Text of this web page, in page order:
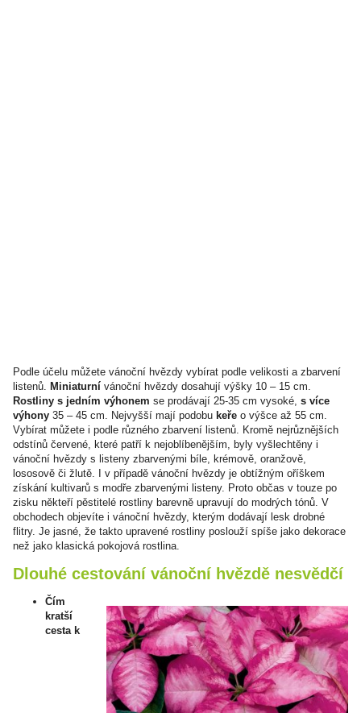
Podle účelu můžete vánoční hvězdy vybírat podle velikosti a zbarvení
listenů. Miniaturní vánoční hvězdy dosahují výšky 10 – 15 cm.
Rostliny s jedním výhonem se prodávají 25-35 cm vysoké, s více
výhony 35 – 45 cm. Nejvyšší mají podobu keře o výšce až 55 cm.
Vybírat můžete i podle různého zbarvení listenů. Kromě nejrůznějších
odstínů červené, které patří k nejoblíbenějším, byly vyšlechtěny i
vánoční hvězdy s listeny zbarvenými bíle, krémově, oranžově,
lososově či žlutě. I v případě vánoční hvězdy je obtížným oříškem
získání kultivarů s modře zbarvenými listeny. Proto občas v touze po
zisku někteří pěstitelé rostliny barevně upravují do modrých tónů. V
obchodech objevíte i vánoční hvězdy, kterým dodávají lesk drobné
flitry. Je jasné, že takto upravené rostliny poslouží spíše jako dekorace
než jako klasická pokojová rostlina.
Dlouhé cestování vánoční hvězdě nesvědčí
Čím
kratší
cesta k